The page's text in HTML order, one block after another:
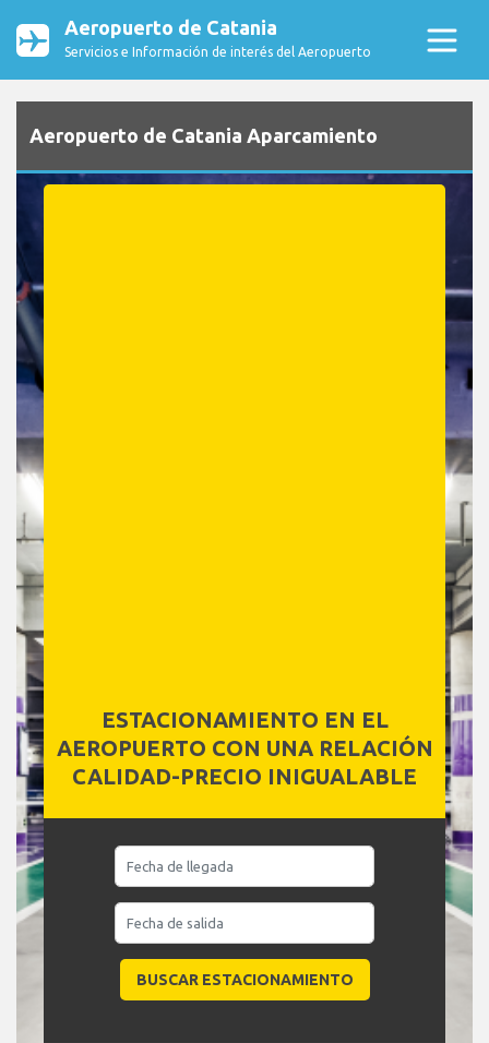
Aeropuerto de Catania
Servicios e Información de interés del Aeropuerto
Aeropuerto de Catania Aparcamiento
ESTACIONAMIENTO EN EL
AEROPUERTO CON UNA RELACIÓN
CALIDAD-PRECIO INIGUALABLE